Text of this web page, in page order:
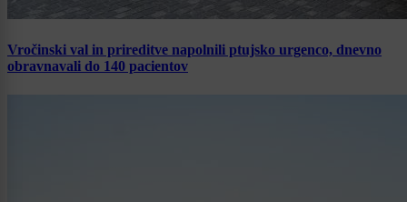
Vročinski val in prireditve napolnili ptujsko urgenco, dnevno
obravnavali do 140 pacientov